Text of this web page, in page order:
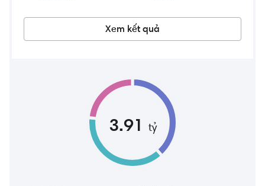
Xem kết quả
3.91 tỷ